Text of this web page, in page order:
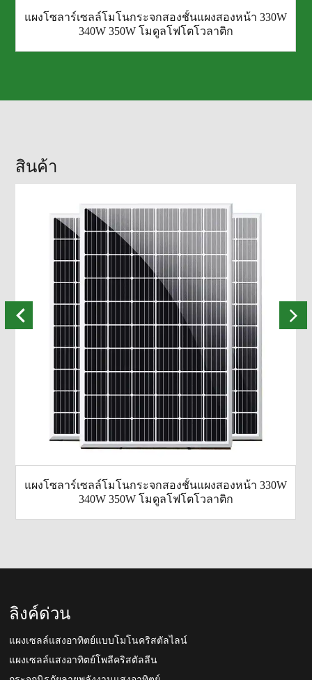
แผงโซลาร์เซลล์โมโนกระจกสองชั้นแผงสองหน้า 330W
340W 350W โมดูลโฟโตโวลาติก
สินค้า
แผงโซลาร์เซลล์โมโนกระจกสองชั้นแผงสองหน้า 330W
340W 350W โมดูลโฟโตโวลาติก
ลิงค์ด่วน
แผงเซลล์แสงอาทิตย์แบบโมโนคริสตัลไลน์
แผงเซลล์แสงอาทิตย์โพลีคริสตัลลีน